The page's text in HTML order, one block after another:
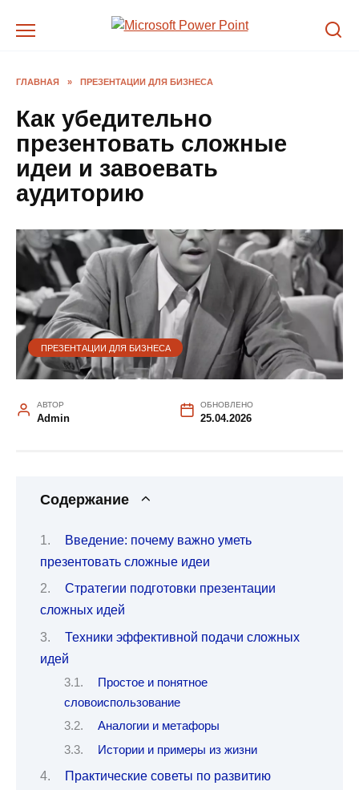
ГЛАВНАЯ » ПРЕЗЕНТАЦИИ ДЛЯ БИЗНЕСА
Как убедительно
презентовать сложные
идеи и завоевать
аудиторию
ПРЕЗЕНТАЦИИ ДЛЯ БИЗНЕСА
АВТОР
Admin
ОБНОВЛЕНО
25.04.2026
Содержание
Введение: почему важно уметь
презентовать сложные идеи
Стратегии подготовки презентации
сложных идей
Техники эффективной подачи сложных
идей
Простое и понятное
словоиспользование
Аналогии и метафоры
Истории и примеры из жизни
Практические советы по развитию